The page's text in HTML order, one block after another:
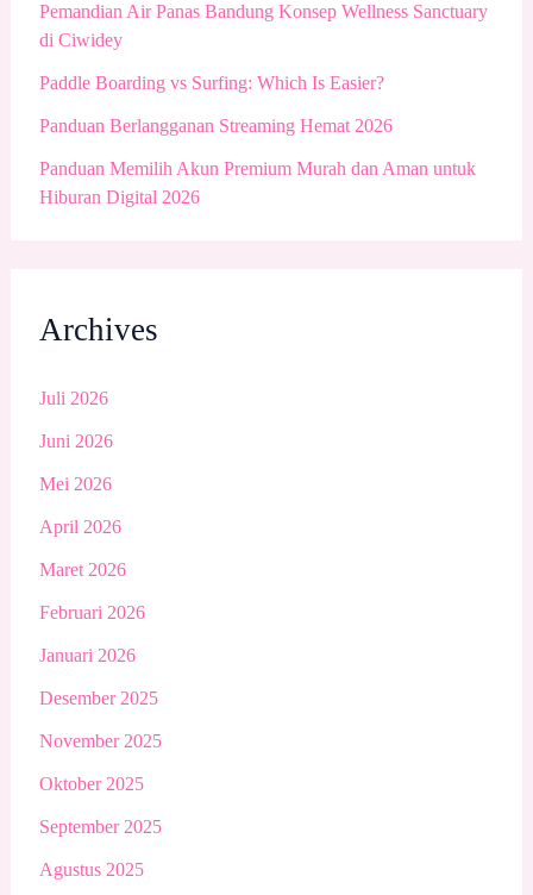
Pemandian Air Panas Bandung Konsep Wellness Sanctuary
di Ciwidey
Paddle Boarding vs Surfing: Which Is Easier?
Panduan Berlangganan Streaming Hemat 2026
Panduan Memilih Akun Premium Murah dan Aman untuk
Hiburan Digital 2026
Archives
Juli 2026
Juni 2026
Mei 2026
April 2026
Maret 2026
Februari 2026
Januari 2026
Desember 2025
November 2025
Oktober 2025
September 2025
Agustus 2025